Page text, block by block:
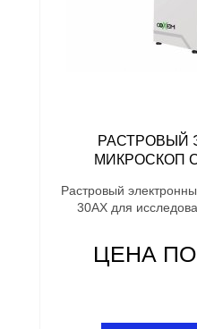
РАСТРОВЫЙ
МИКРОСКОП
Растровый
30AX для
ЦЕНА